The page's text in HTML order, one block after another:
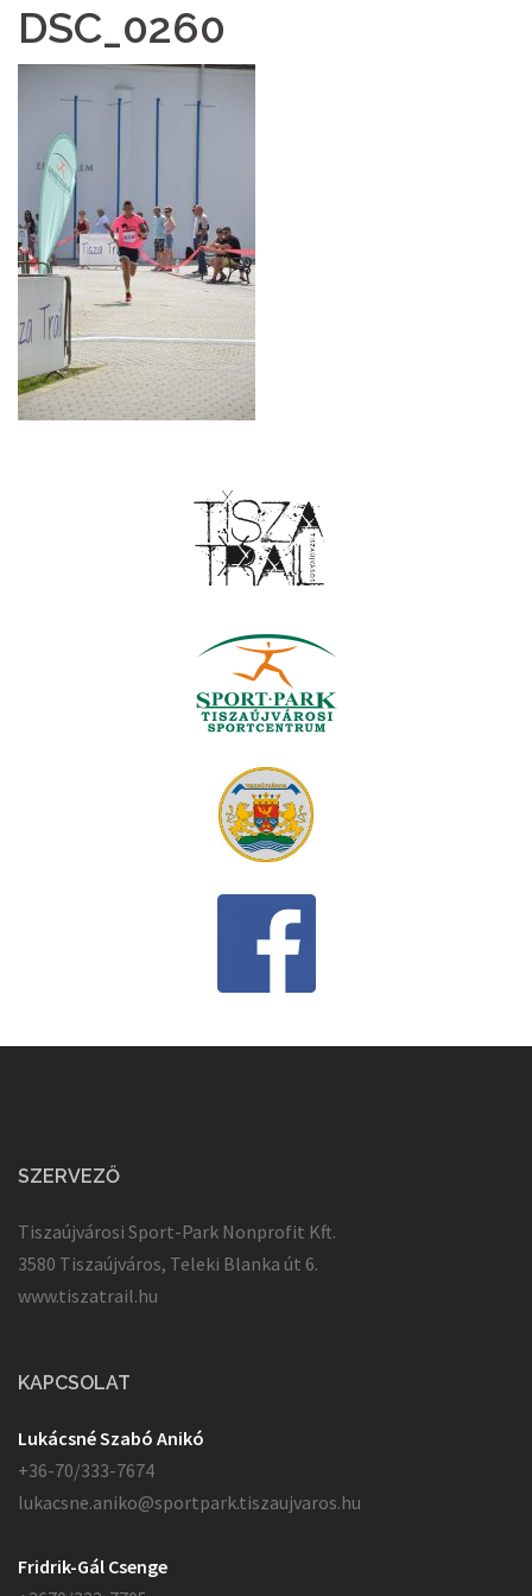
DSC_0260
SZERVEZŐ
Tiszaújvárosi Sport-Park Nonprofit Kft.
3580 Tiszaújváros, Teleki Blanka út 6.
www.tiszatrail.hu
KAPCSOLAT
Lukácsné Szabó Anikó
+36-70/333-7674
lukacsne.aniko@sportpark.tiszaujvaros.hu
Fridrik-Gál Csenge